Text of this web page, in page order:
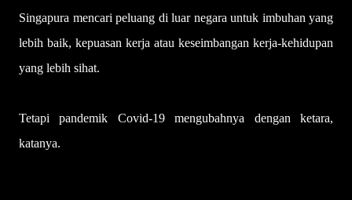
Singapura mencari peluang di luar negara untuk imbuhan yang
lebih baik, kepuasan kerja atau keseimbangan kerja-kehidupan
yang lebih sihat.
Tetapi pandemik Covid-19 mengubahnya dengan ketara,
katanya.